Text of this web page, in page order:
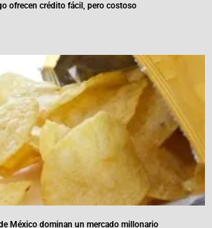
ofrecen crédito fácil, pero costoso
México dominan un mercado millonario